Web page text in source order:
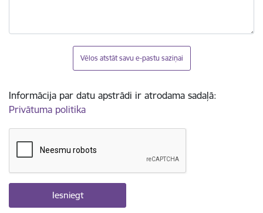
Vēlos atstāt savu e-pastu saziņai
Informācija par datu apstrādi ir atrodama sadaļā:
Privātuma politika